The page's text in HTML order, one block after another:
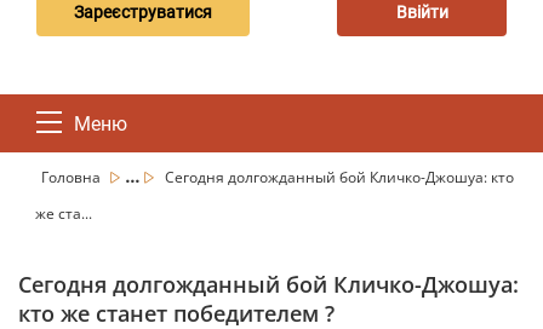
Зареєструватися Ввійти
Меню
Головна ...
Сегодня долгожданный бой Кличко-Джошуа: кто
же ста...
Сегодня долгожданный бой Кличко-Джошуа:
кто же станет победителем ?